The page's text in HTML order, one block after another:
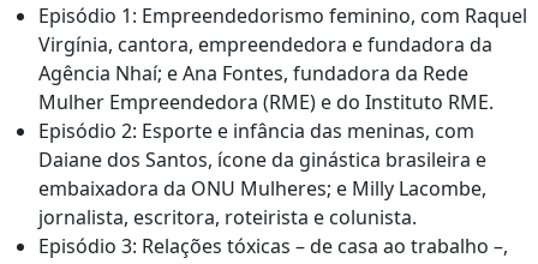
Episódio 1: Empreendedorismo feminino, com Raquel
Virgínia, cantora, empreendedora e fundadora da
Agência Nhaí; e Ana Fontes, fundadora da Rede
Mulher Empreendedora (RME) e do Instituto RME.
Episódio 2: Esporte e infância das meninas, com
Daiane dos Santos, ícone da ginástica brasileira e
embaixadora da ONU Mulheres; e Milly Lacombe,
jornalista, escritora, roteirista e colunista.
Episódio 3: Relações tóxicas – de casa ao trabalho –,